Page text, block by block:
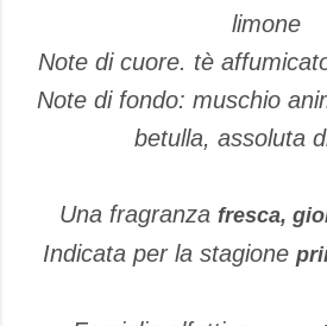
limone
Note di cuore. tè
Note di fondo: muschio
betulla, assoluta
Una fragranza fresca,
Indicata per la stagione